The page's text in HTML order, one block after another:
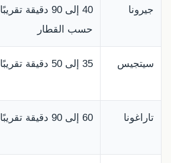
جيرونا
40 إلى 90 دقيقة تقريبًا
حسب القطار
سيتجيس 35 إلى 50 دقيقة تقريبًا
تاراغونا 60 إلى 90 دقيقة تقريبًا